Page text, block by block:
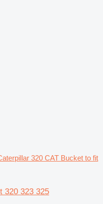
320 CAT Bucket to fit
320 323 325